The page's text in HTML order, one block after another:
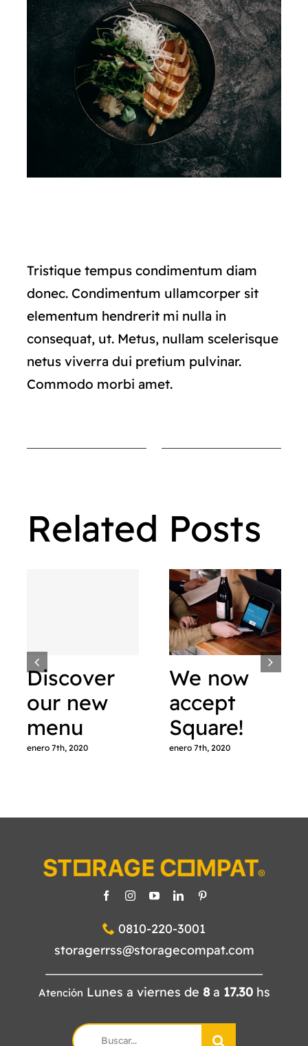
Tristique tempus condimentum diam
donec. Condimentum ullamcorper sit
elementum hendrerit mi nulla in
consequat, ut. Metus, nullam scelerisque
netus viverra dui pretium pulvinar.
Commodo morbi amet.
Related Posts
Discover
our new
menu
enero 7th, 2020
We now
accept
Square!
enero 7th, 2020
0810-220-3001
storagerrss@storagecompat.com
Atención Lunes a viernes de 8a 17.30hs
Search